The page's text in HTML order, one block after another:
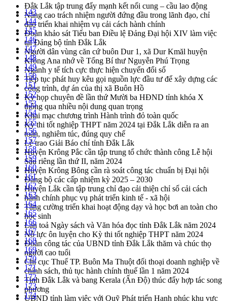
Đắk Lắk tập trung đẩy mạnh kết nối cung – cầu lao động
Nâng cao trách nhiệm người đứng đầu trong lãnh đạo, chỉ
đạo triển khai nhiệm vụ cải cách hành chính
Đoàn khảo sát Tiểu ban Điều lệ Đảng Đại hội XIV làm việc
tại Đảng bộ tỉnh Đắk Lắk
Người dân vùng căn cứ buôn Dur 1, xã Dur Kmăl huyện
Krông Ana nhớ về Tổng Bí thư Nguyễn Phú Trọng
Ngành y tế tích cực thực hiện chuyển đổi số
Tiếp tục phát huy kêu gọi nguồn lực đầu tư để xây dựng các
công trình, dự án của thị xã Buôn Hồ
Kỳ họp chuyên đề lần thứ Mười ba HĐND tỉnh khóa X
thông qua nhiều nội dung quan trọng
Khai mạc chương trình Hành trình đỏ toàn quốc
Kỳ thi tốt nghiệp THPT năm 2024 tại Đắk Lắk diễn ra an
toàn, nghiêm túc, đúng quy chế
Lễ trao Giải Báo chí tỉnh Đắk Lắk
Huyện Krông Pắc cần tập trung tổ chức thành công Lễ hội
Sầu riêng lần thứ II, năm 2024
Huyện Krông Bông cần rà soát công tác chuẩn bị Đại hội
Đảng bộ các cấp nhiệm kỳ 2025 – 2030
Huyện Lắk cần tập trung chỉ đạo cải thiện chỉ số cải cách
hành chính phục vụ phát triển kinh tế - xã hội
Tăng cường triển khai hoạt động dạy và học bơi an toàn cho
học sinh
Lan toả Ngày sách và Văn hóa đọc tỉnh Đắk Lắk năm 2024
Nỗ lực ôn luyện cho Kỳ thi tốt nghiệp THPT năm 2024
Đoàn công tác của UBND tỉnh Đắk Lắk thăm và chúc thọ
người cao tuổi
Chi cục Thuế TP. Buôn Ma Thuột đối thoại doanh nghiệp về
chính sách, thủ tục hành chính thuế lần 1 năm 2024
Tỉnh Đắk Lắk và bang Kerala (Ấn Độ) thúc đẩy hợp tác song
phương
UBND tỉnh làm việc với Quỹ Phát triển Hạnh phúc khu vực
143
144
145
146
147
148
149
150
151
152
153
154
155
156
157
158
159
160
161
162
163
164
165
166
167
168
169
170
171
172
173
174